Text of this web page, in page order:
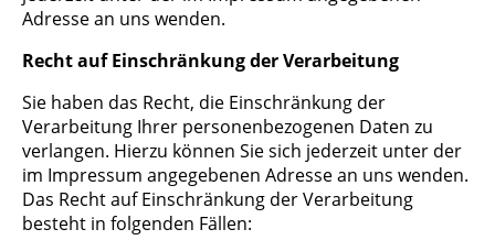
Adresse an uns wenden.
Recht auf Einschränkung der Verarbeitung
Sie haben das Recht, die Einschränkung der
Verarbeitung Ihrer personenbezogenen Daten zu
verlangen. Hierzu können Sie sich jederzeit unter der
im Impressum angegebenen Adresse an uns wenden.
Das Recht auf Einschränkung der Verarbeitung
besteht in folgenden Fällen: